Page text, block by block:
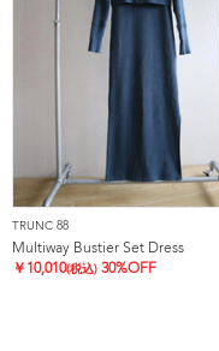
TRUNC 88
Multiway Bustier Set Dress
￥ 10,010(税込) 30%OFF